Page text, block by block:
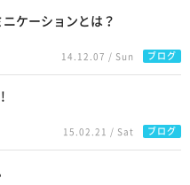
ケーションとは？
14.12.07 / Sun ブログ
15.02.21 / Sat ブログ